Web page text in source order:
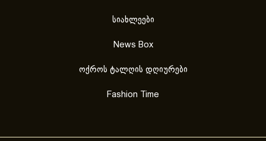
სიახლეები
News Box
ოქროს ტალღის დღიურები
Fashion Time